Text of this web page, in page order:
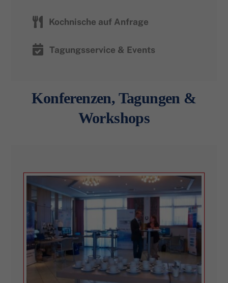
Kochnische auf Anfrage
Tagungsservice & Events
Konferenzen, Tagungen &
Workshops